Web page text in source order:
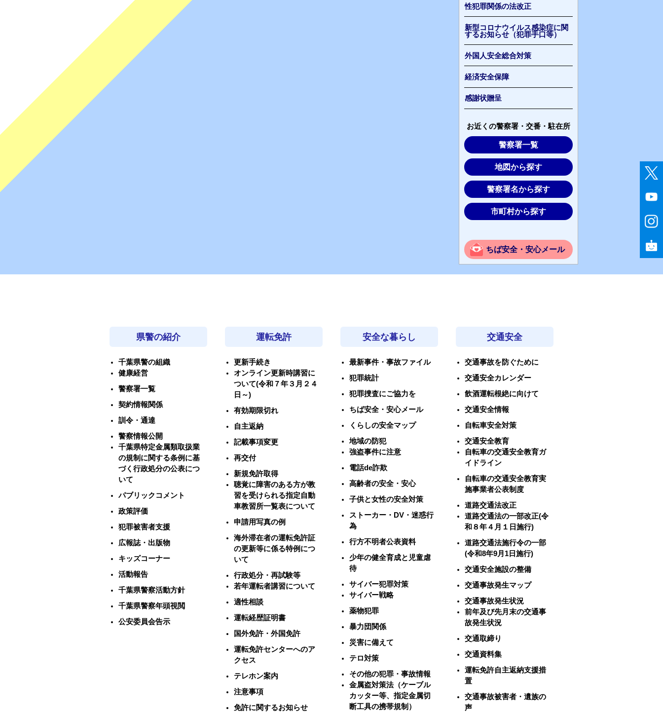
性犯罪関係の法改正
新型コロナウイルス感染症に関
するお知らせ（犯罪手口等）
外国人安全総合対策
経済安全保障
感謝状贈呈
お近くの警察署・交番・駐在所
警察署一覧
地図から探す
警察署名から探す
市町村から探す
ちば安全・安心メール
県警の紹介
千葉県警の組織
健康経営
警察署一覧
契約情報関係
訓令・通達
警察情報公開
千葉県特定金属類取扱業
の規制に関する条例に基
づく行政処分の公表につ
いて
パブリックコメント
政策評価
犯罪被害者支援
広報誌・出版物
キッズコーナー
活動報告
千葉県警察活動方針
千葉県警察年頭視閲
公安委員会告示
運転免許
更新手続き
オンライン更新時講習に
ついて(令和７年３月２４
日～)
有効期限切れ
自主返納
記載事項変更
再交付
新規免許取得
聴覚に障害のある方が教
習を受けられる指定自動
車教習所一覧表について
申請用写真の例
海外滞在者の運転免許証
の更新等に係る特例につ
いて
行政処分・再試験等
若年運転者講習について
適性相談
運転経歴証明書
国外免許・外国免許
運転免許センターへのア
クセス
テレホン案内
注意事項
免許に関するお知らせ
安全な暮らし
最新事件・事故ファイル
犯罪統計
犯罪捜査にご協力を
ちば安全・安心メール
くらしの安全マップ
地域の防犯
強盗事件に注意
電話de詐欺
高齢者の安全・安心
子供と女性の安全対策
ストーカー・DV・迷惑行
為
行方不明者公表資料
少年の健全育成と児童虐
待
サイバー犯罪対策
サイバー戦略
薬物犯罪
暴力団関係
災害に備えて
テロ対策
その他の犯罪・事故情報
金属盗対策法（ケーブル
カッター等、指定金属切
断工具の携帯規制）
交通安全
交通事故を防ぐために
交通安全カレンダー
飲酒運転根絶に向けて
交通安全情報
自転車安全対策
交通安全教育
自転車の交通安全教育ガ
イドライン
自転車の交通安全教育実
施事業者公表制度
道路交通法改正
道路交通法の一部改正(令
和８年４月１日施行)
道路交通法施行令の一部
(令和8年9月1日施行)
交通安全施設の整備
交通事故発生マップ
交通事故発生状況
前年及び先月末の交通事
故発生状況
交通取締り
交通資料集
運転免許自主返納支援措
置
交通事故被害者・遺族の
声